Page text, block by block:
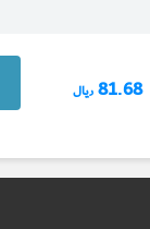
81.68 ريال